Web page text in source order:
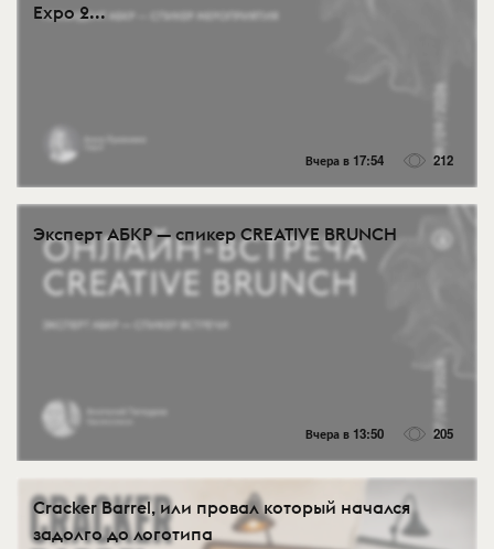
Expo 2...
Вчера в 17:54 212
Эксперт АБКР — спикер CREATIVE BRUNCH
Вчера в 13:50 205
Cracker Barrel, или провал который начался
задолго до логотипа